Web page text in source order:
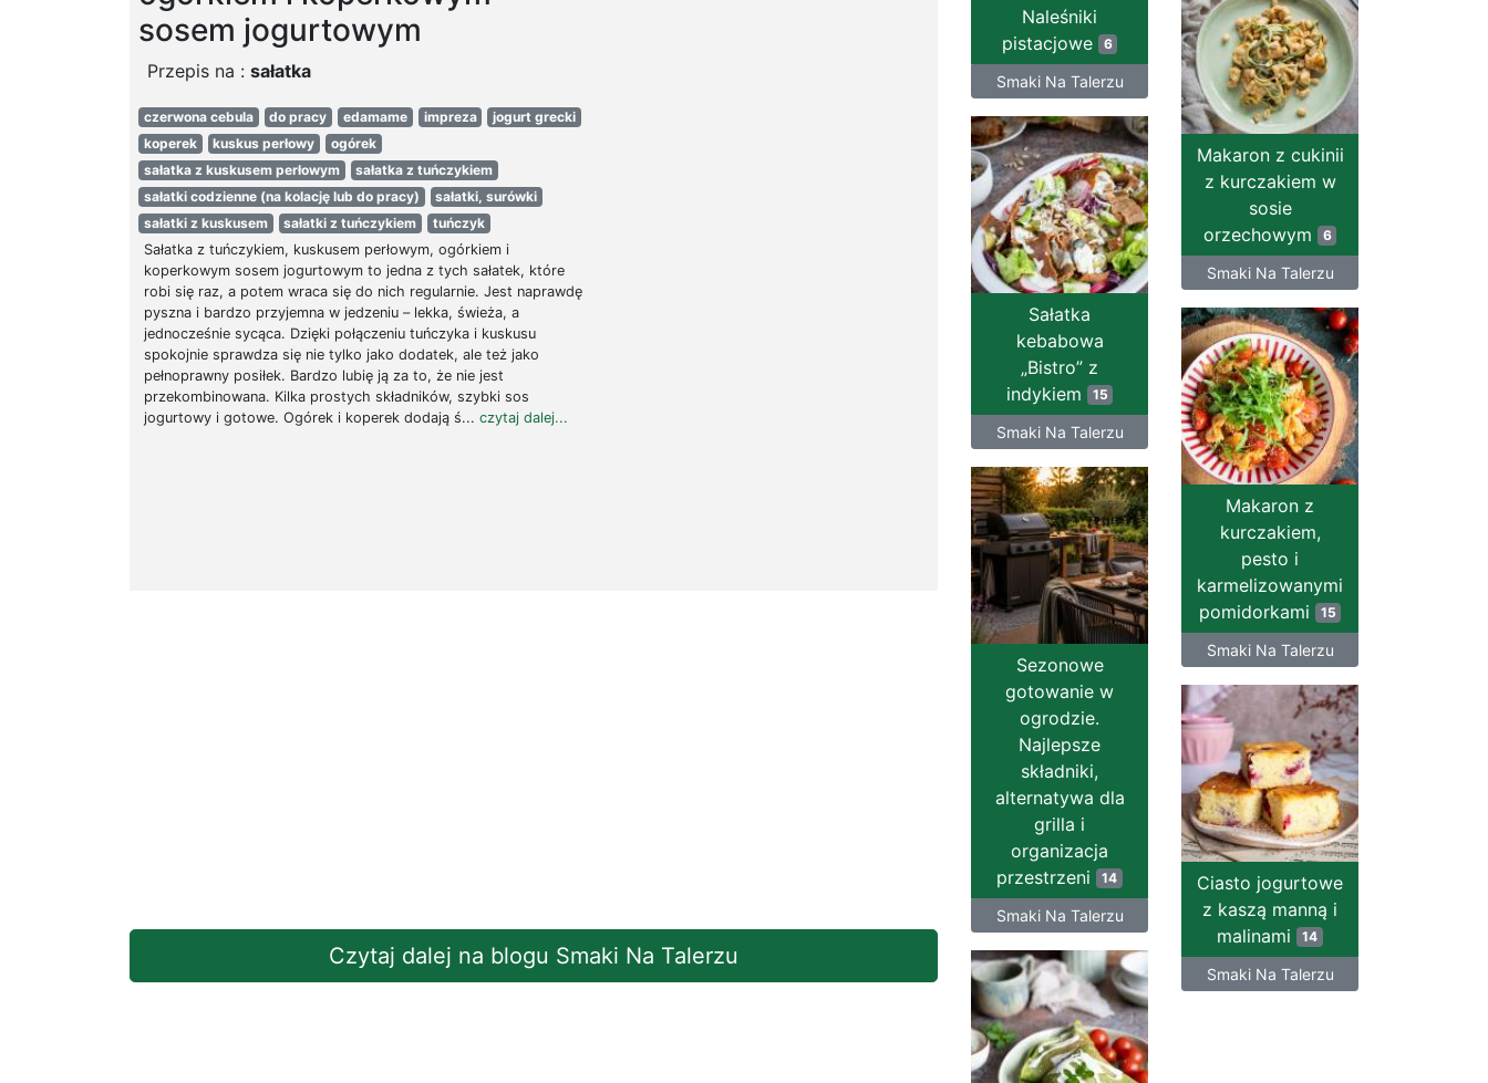
sosem jogurtowym
Przepis na : sałatka
czerwona cebula do pracy edamame impreza
jogurt grecki
koperek
kuskus perłowy
ogórek
sałatka z kuskusem perłowym
sałatka z tuńczykiem
sałatki codzienne (na kolację lub do pracy)
sałatki, surówki
sałatki z kuskusem
sałatki z tuńczykiem
tuńczyk
Sałatka z tuńczykiem, kuskusem perłowym, ogórkiem i
koperkowym sosem jogurtowym to jedna z tych sałatek, które
robi się raz, a potem wraca się do nich regularnie. Jest naprawdę
pyszna i bardzo przyjemna w jedzeniu – lekka, świeża, a
jednocześnie sycąca. Dzięki połączeniu tuńczyka i kuskusu
spokojnie sprawdza się nie tylko jako dodatek, ale też jako
pełnoprawny posiłek. Bardzo lubię ją za to, że nie jest
przekombinowana. Kilka prostych składników, szybki sos
jogurtowy i gotowe. Ogórek i koperek dodają ś... czytaj dalej...
Czytaj dalej na blogu Smaki Na Talerzu
Naleśniki
pistacjowe
6
Smaki Na Talerzu
Makaron z cukinii
z kurczakiem w
sosie
orzechowym
6
Smaki Na Talerzu
Sałatka
kebabowa
„Bistro” z
indykiem
15
Smaki Na Talerzu
Makaron z
kurczakiem,
pesto i
karmelizowanymi
pomidorkami
15
Smaki Na Talerzu
Sezonowe
gotowanie w
ogrodzie.
Najlepsze
składniki,
alternatywa dla
grilla i
organizacja
przestrzeni 14
Smaki Na Talerzu
Ciasto jogurtowe
z kaszą manną i
malinami 14
Smaki Na Talerzu